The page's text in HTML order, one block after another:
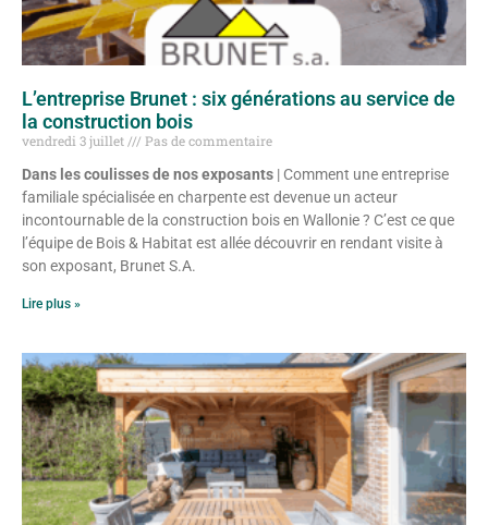
L’entreprise Brunet : six générations au service de
la construction bois
vendredi 3 juillet
Pas de commentaire
Dans les coulisses de nos exposants | Comment une entreprise
familiale spécialisée en charpente est devenue un acteur
incontournable de la construction bois en Wallonie ? C’est ce que
l’équipe de Bois & Habitat est allée découvrir en rendant visite à
son exposant, Brunet S.A.
Lire plus »